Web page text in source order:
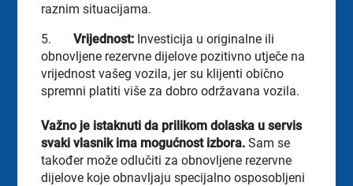
raznim situacijama.
5.
Vrijednost: Investicija u originalne ili
obnovljene rezervne dijelove pozitivno utječe na
vrijednost vašeg vozila, jer su klijenti obično
spremni platiti više za dobro održavana vozila.
Važno je istaknuti da prilikom dolaska u servis
svaki vlasnik ima mogućnost izbora.Sam se
također može odlučiti za obnovljene rezervne
dijelove koje obnavljaju specijalno osposobljeni